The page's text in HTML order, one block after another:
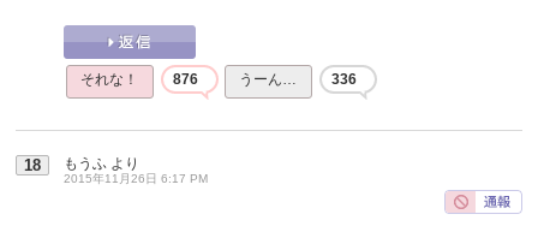
それな！ 876 うーん… 336
18 もうふ より
2015年11月26日 6:17 PM